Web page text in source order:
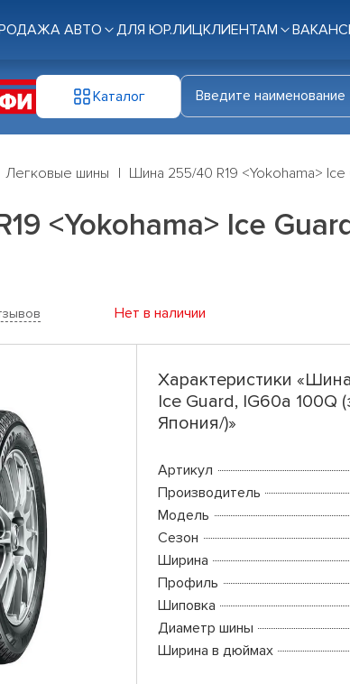
АВТО ДЛЯ ЮР.ЛИЦКЛИЕНТАМ
Каталог
Легковые шины Шина 255/40 R19 <Yokohama>
<Yokohama> Ice
Нет в наличии
Характеристики
Ice Guard, IG60a 100Q
Япония/)»
Артикул
Производитель
Модель
Сезон
Ширина
Профиль
Шиповка
Диаметр шины
Ширина в дюймах